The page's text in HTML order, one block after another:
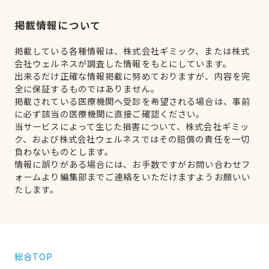
掲載情報について
掲載している各種情報は、株式会社ギミック、または株式
会社ウェルネスが調査した情報をもとにしています。
出来るだけ正確な情報掲載に努めておりますが、内容を完
全に保証するものではありません。
掲載されている医療機関へ受診を希望される場合は、事前
に必ず該当の医療機関に直接ご確認ください。
当サービスによって生じた損害について、株式会社ギミッ
ク、および株式会社ウェルネスではその賠償の責任を一切
負わないものとします。
情報に誤りがある場合には、お手数ですがお問い合わせフ
ォームより編集部までご連絡をいただけますようお願いい
たします。
総合TOP